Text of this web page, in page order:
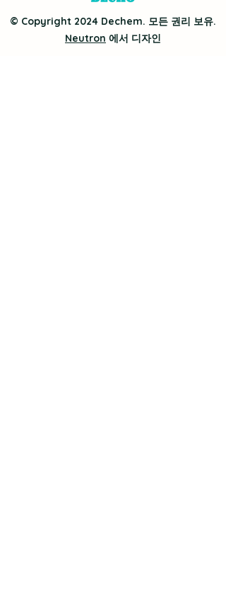
© Copyright 2024 Dechem. 모든 권리 보유.
Neutron 에서 디자인